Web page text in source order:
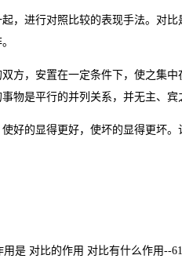
，进行对照比较的表现手法。对
方，安置在一定条件下，使之集
物是平行的并列关系，并无主、宾
好的显得更好，使坏的显得更坏
是 对比的作用 对比有什么作用--61